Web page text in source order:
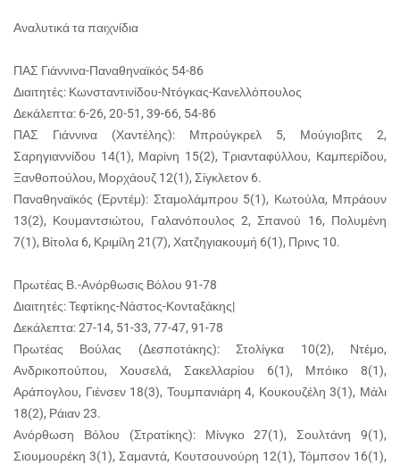
Αναλυτικά τα παιχνίδια
ΠΑΣ Γιάννινα-Παναθηναϊκός 54-86
Διαιτητές: Κωνσταντινίδου-Ντόγκας-Κανελλόπουλος
Δεκάλεπτα: 6-26, 20-51, 39-66, 54-86
ΠΑΣ Γιάννινα (Χαντέλης): Μπρούγκρελ 5, Μούγιοβιτς 2,
Σαρηγιαννίδου 14(1), Μαρίνη 15(2), Τριανταφύλλου, Καμπερίδου,
Ξανθοπούλου, Μορχάουζ 12(1), Σίγκλετον 6.
Παναθηναϊκός (Ερντέμ): Σταμολάμπρου 5(1), Κωτούλα, Μπράουν
13(2), Κουμαντσιώτου, Γαλανόπουλος 2, Σπανού 16, Πολυμένη
7(1), Βίτολα 6, Κριμίλη 21(7), Χατζηγιακουμή 6(1), Πρινς 10.
Πρωτέας Β.-Ανόρθωσις Βόλου 91-78
Διαιτητές: Τεφτίκης-Νάστος-Κονταξάκης|
Δεκάλεπτα: 27-14, 51-33, 77-47, 91-78
Πρωτέας Βούλας (Δεσποτάκης): Στολίγκα 10(2), Ντέμο,
Ανδρικοπούπου, Χουσελά, Σακελλαρίου 6(1), Μπόικο 8(1),
Αράπογλου, Γιένσεν 18(3), Τουμπανιάρη 4, Κουκουζέλη 3(1), Μάλι
18(2), Ράιαν 23.
Ανόρθωση Βόλου (Στρατίκης): Μίνγκο 27(1), Σουλτάνη 9(1),
Σιουμουρέκη 3(1), Σαμαντά, Κουτσουνούρη 12(1), Τόμπσον 16(1),